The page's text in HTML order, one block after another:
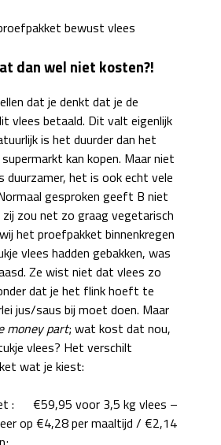
dan wel niet kosten?!
dat je denkt dat je de
vlees betaald. Dit valt eigenlijk
is het duurder dan het
kan kopen. Maar niet
duurzamer, het is ook echt vele
gesproken geeft B niet
zou net zo graag vegetarisch
het proefpakket binnenkregen
vlees hadden gebakken, was
Ze wist niet dat vlees zo
dat je het flink hoeft te
jus/saus bij moet doen. Maar
money part; wat kost dat nou,
vlees? Het verschilt
wat je kiest:
: €59,95 voor 3,5 kg vlees –
op €4,28 per maaltijd / €2,14